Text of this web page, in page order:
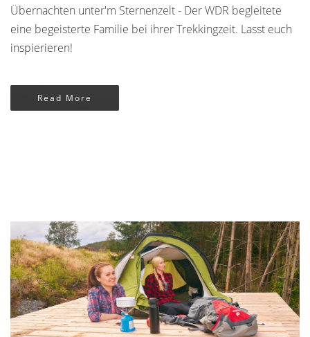
Übernachten unter'm Sternenzelt - Der WDR begleitete
eine begeisterte Familie bei ihrer Trekkingzeit. Lasst euch
inspierieren!
Read More